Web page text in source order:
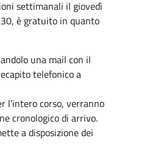
settimanali il giovedì
è gratuito in quanto
una mail con il
telefonico a
l’intero corso, verranno
cronologico di arrivo.
a disposizione dei